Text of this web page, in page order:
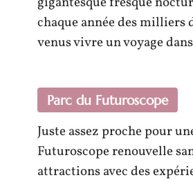
chaque année des milliers
venus vivre un voyage
Parc du Futuroscope
Juste assez proche pour
Futuroscope renouvelle
attractions avec des